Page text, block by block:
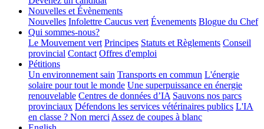
Nouvelles et Évènements
Nouvelles Infolettre Caucus vert Évenements Blogue du Chef
Qui sommes-nous?
Le Mouvement vert Principes Statuts et Règlements Conseil
provincial Contact Offres d'emploi
Pétitions
Un environnement sain Transports en commun L'énergie
solaire pour tout le monde Une superpuissance en énergie
renouvelable Centres de données d’IA Sauvons nos parcs
provinciaux Défendons les services vétérinaires publics L'IA
en classe ? Non merci Assez de coupes à blanc